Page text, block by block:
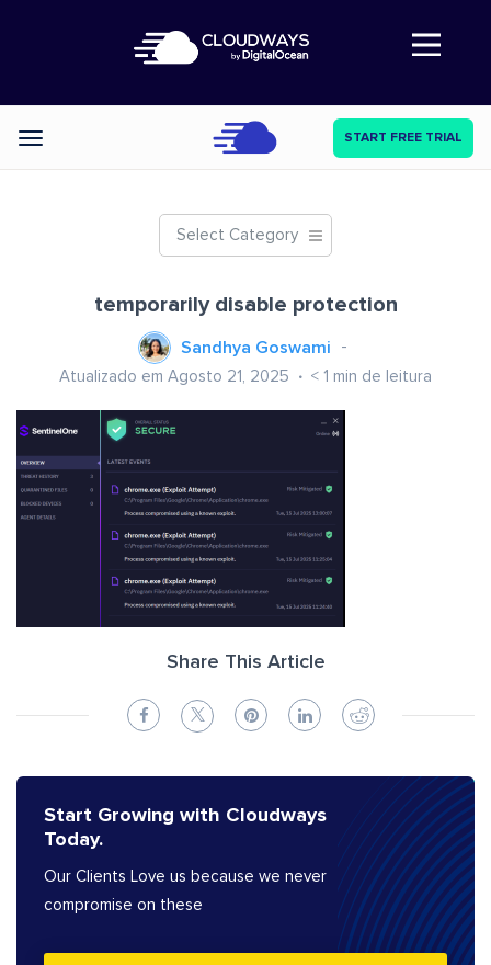
Abre a navegação
Categories START FREE TRIAL
Select Category
temporarily disable protection
Sandhya Goswami
Atualizado em Agosto 21, 2025 < 1 min de leitura
Share This Article
Start Growing with Cloudways
Today.
Our Clients Love us because we never
compromise on these